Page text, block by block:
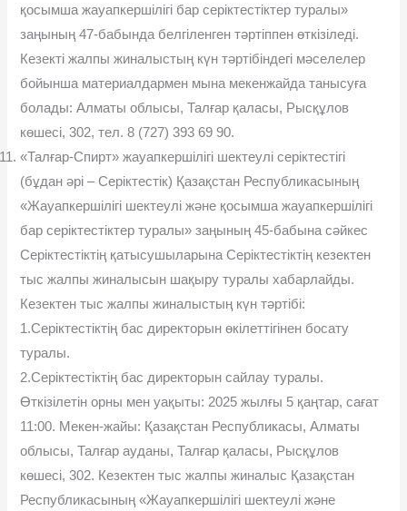
қосымша жауапкершілігі бар серіктестіктер туралы»
заңының 47-бабында белгіленген тəртіппен өткізіледі.
Кезекті жалпы жиналыстың күн тəртібіндегі мəселелер
бойынша материалдармен мына мекенжайда танысуға
болады: Алматы облысы, Талғар қаласы, Рысқұлов
көшесі, 302, тел. 8 (727) 393 69 90.
«Талғар-Спирт» жауапкершілігі шектеулі серіктестігі
(бұдан əрі – Серіктестік) Қазақстан Республикасының
«Жауапкершілігі шектеулі жəне қосымша жауапкершілігі
бар серіктестіктер туралы» заңының 45-бабына сəйкес
Серіктестіктің қатысушыларына Серіктестіктің кезектен
тыс жалпы жиналысын шақыру туралы хабарлайды.
Кезектен тыс жалпы жиналыстың күн тəртібі:
1.Серіктестіктің бас директорын өкілеттігінен босату
туралы.
2.Серіктестіктің бас директорын сайлау туралы.
Өткізілетін орны мен уақыты: 2025 жылғы 5 қаңтар, сағат
11:00. Мекен-жайы: Қазақстан Республикасы, Алматы
облысы, Талғар ауданы, Талғар қаласы, Рысқұлов
көшесі, 302. Кезектен тыс жалпы жиналыс Қазақстан
Республикасының «Жауапкершілігі шектеулі жəне